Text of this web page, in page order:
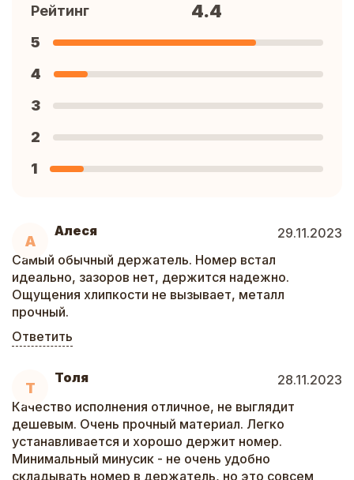
А
Алеся
29.11.2023
Самый обычный держатель. Номер встал
идеально, зазоров нет, держится надежно.
Ощущения хлипкости не вызывает, металл
прочный.
Ответить
Т
Толя
28.11.2023
Качество исполнения отличное, не выглядит
дешевым. Очень прочный материал. Легко
устанавливается и хорошо держит номер.
Минимальный минусик - не очень удобно
складывать номер в держатель, но это совсем
Рейтинг 4.4
5
4
3
2
1